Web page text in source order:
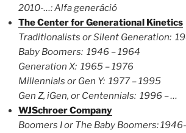
2010-…: Alfa generáció
The Center for Generational Kinetics
Traditionalists or Silent Generation:
Baby Boomers: 1946 – 1964
Generation X: 1965 – 1976
Millennials or Gen Y: 1977 – 1995
Gen Z, iGen, or Centennials: 1996 – …
WJSchroer Company
Boomers I or The Baby Boomers: